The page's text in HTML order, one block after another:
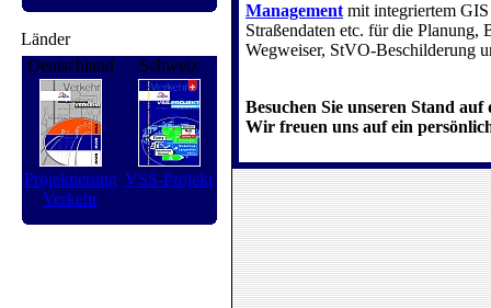
Länder
Deutschland
Projektierung
Verkehr
Schweiz
VSS-Projekt
Management mit integriertem
Straßendaten etc. für die
Wegweiser, StVO-Beschilderung
Besuchen Sie unseren Stand
Wir freuen uns auf ein